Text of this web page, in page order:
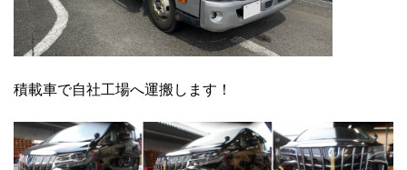
積載車で自社工場へ運搬します！